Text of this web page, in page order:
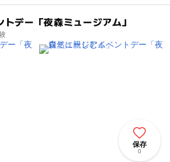
トデー「夜森ミュージアム」
保存
0